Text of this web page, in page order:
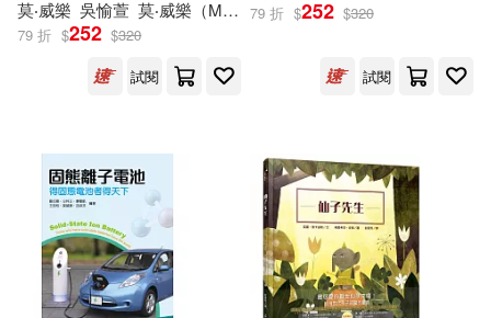
仝梓正(2) 何建珍(2)
保羅托迪(2) 劉如熹(2)
安德烈．莫洛亞(2)
安德烈．莫瑞茲(2)
寶瓶文化(3)
突破出版社(3)
華中科技大學出版社(3)
親子天下(3)
莫‧威樂 吳愉萱 莫‧威樂（Mo Willems）
79 折 $252 $320
試閱
79 折 $252 $320
試閱